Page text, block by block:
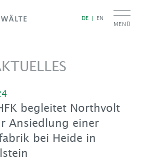
MENÜ
DE EN
begleitet Northvolt
Ansiedlung einer
bei Heide in